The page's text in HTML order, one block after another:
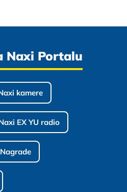
Naxi Portalu
kamere
EX YU radio
Nagrade